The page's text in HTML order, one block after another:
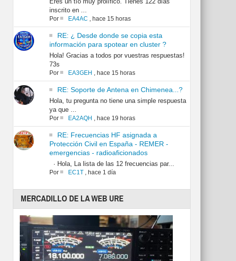
inscrito en ...
Por EA4AC , hace 15 horas
RE: ¿ Desde donde se copia esta
información para spotear en cluster ?
Hola! Gracias a todos por vuestras respuestas!
73s
Por EA3GEH , hace 15 horas
RE: Soporte de Antena en Chimenea...?
Hola, tu pregunta no tiene una simple respuesta
ya que ...
Por EA2AQH , hace 19 horas
RE: Frecuencias HF asignada a
Protección Civil en España - REMER -
emergencias - radioaficionados
· Hola, La lista de las 12 frecuencias par...
Por EC1T, hace 1 día
MERCADILLO DE LA WEB URE